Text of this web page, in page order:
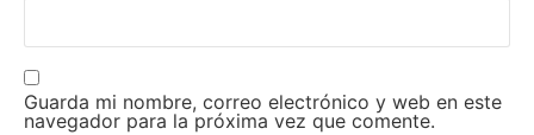
Guarda mi nombre, correo electrónico y web en este
navegador para la próxima vez que comente.